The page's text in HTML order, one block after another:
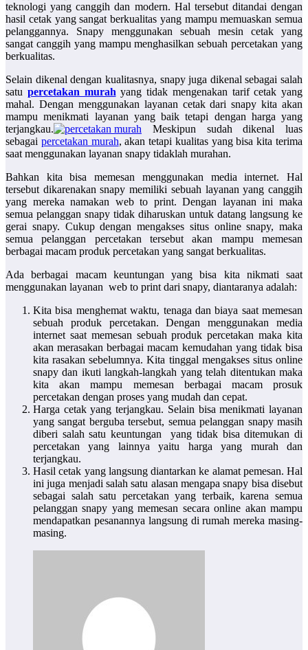
teknologi yang canggih dan modern. Hal tersebut ditandai dengan
hasil cetak yang sangat berkualitas yang mampu memuaskan semua
pelanggannya. Snapy menggunakan sebuah mesin cetak yang
sangat canggih yang mampu menghasilkan sebuah percetakan yang
berkualitas.
Selain dikenal dengan kualitasnya, snapy juga dikenal sebagai salah
satu percetakan murah yang tidak mengenakan tarif cetak yang
mahal. Dengan menggunakan layanan cetak dari snapy kita akan
mampu menikmati layanan yang baik tetapi dengan harga yang
terjangkau.
Meskipun sudah dikenal luas
sebagai percetakan murah, akan tetapi kualitas yang bisa kita terima
saat menggunakan layanan snapy tidaklah murahan.
Bahkan kita bisa memesan menggunakan media internet. Hal
tersebut dikarenakan snapy memiliki sebuah layanan yang canggih
yang mereka namakan web to print. Dengan layanan ini maka
semua pelanggan snapy tidak diharuskan untuk datang langsung ke
gerai snapy. Cukup dengan mengakses situs online snapy, maka
semua pelanggan percetakan tersebut akan mampu memesan
berbagai macam produk percetakan yang sangat berkualitas.
Ada berbagai macam keuntungan yang bisa kita nikmati saat
menggunakan layanan web to print dari snapy, diantaranya adalah:
Kita bisa menghemat waktu, tenaga dan biaya saat memesan
sebuah produk percetakan. Dengan menggunakan media
internet saat memesan sebuah produk percetakan maka kita
akan merasakan berbagai macam kemudahan yang tidak bisa
kita rasakan sebelumnya. Kita tinggal mengakses situs online
snapy dan ikuti langkah-langkah yang telah ditentukan maka
kita akan mampu memesan berbagai macam prosuk
percetakan dengan proses yang mudah dan cepat.
Harga cetak yang terjangkau. Selain bisa menikmati layanan
yang sangat berguba tersebut, semua pelanggan snapy masih
diberi salah satu keuntungan yang tidak bisa ditemukan di
percetakan yang lainnya yaitu harga yang murah dan
terjangkau.
Hasil cetak yang langsung diantarkan ke alamat pemesan. Hal
ini juga menjadi salah satu alasan mengapa snapy bisa disebut
sebagai salah satu percetakan yang terbaik, karena semua
pelanggan snapy yang memesan secara online akan mampu
mendapatkan pesanannya langsung di rumah mereka masing-
masing.